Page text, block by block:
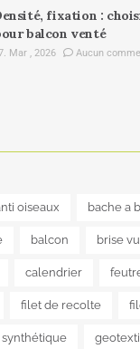
fixation :
balcon venté
Mar , 2026 Aucun
oiseaux bache a
balcon brise
calendrier
filet de recolte
synthétique